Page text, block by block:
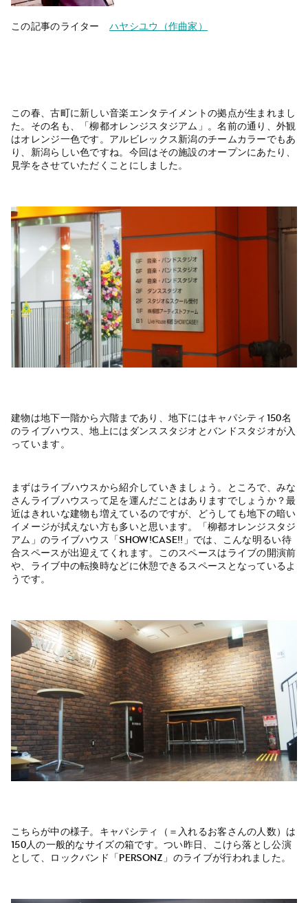
この記事のライター ハヤシユウ（作曲家）
この春、古町に新しい音楽エンタテイメントの拠点が生まれまし
た。その名も、「柳都オレンジスタジアム」。名前の通り、外観
はオレンジ一色です。アルビレックス新潟のチームカラーでもあ
り、新潟らしい色ですね。今回はその施設のオープンにあたり、
見学をさせていただくことにしました。
建物は地下一階から六階まであり、地下にはキャパシティ150名
のライブハウス、地上にはダンススタジオとバンドスタジオが入
っています。
まずはライブハウスから紹介していきましょう。ところで、みな
さんライブハウスって足を運んだことはありますでしょうか？最
近はきれいな建物も増えているのですが、どうしても地下の暗い
イメージが拭えない方も多いと思います。「柳都オレンジスタジ
アム」のライブハウス「SHOW!CASE!!」では、こんな明るい待
合スペースが出迎えてくれます。このスペースはライブの開演前
や、ライブ中の転換時などに休憩できるスペースとなっているよ
うです。
こちらが中の様子。キャパシティ（＝入れるお客さんの人数）は
150人の一般的なサイズの箱です。つい昨日、こけら落とし公演
として、ロックバンド「PERSONZ」のライブが行われました。